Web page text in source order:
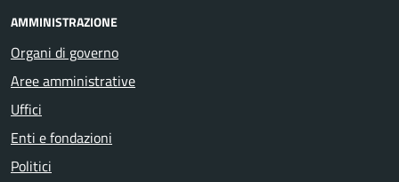
AMMINISTRAZIONE
Organi di governo
Aree amministrative
Uffici
Enti e fondazioni
Politici